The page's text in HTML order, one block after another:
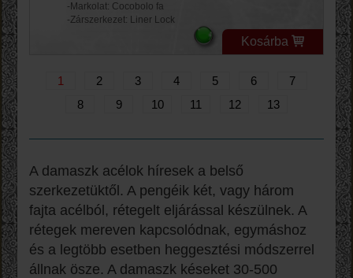
-Markolat: Cocobolo fa
-Zárszerkezet: Liner Lock
Kosárba
1 2 3 4 5 6
7
8
9 10 11 12 13
A damaszk acélok híresek a belső
szerkezetüktől. A pengéik két, vagy három
fajta acélból, rétegelt eljárással készülnek. A
rétegek mereven kapcsolódnak, egymáshoz
és a legtöbb esetben heggesztési módszerrel
állnak ösze. A damaszk késeket 30-500